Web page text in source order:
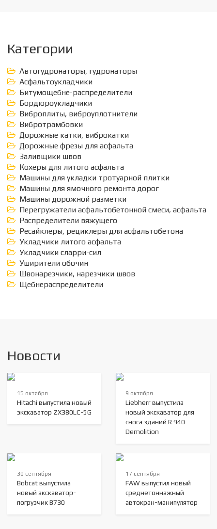
Категории
Автогудронаторы, гудронаторы
Асфальтоукладчики
Битумощебне-распределители
Бордюроукладчики
Виброплиты, виброуплотнители
Вибротрамбовки
Дорожные катки, виброкатки
Дорожные фрезы для асфальта
Заливщики швов
Кохеры для литого асфальта
Машины для укладки тротуарной плитки
Машины для ямочного ремонта дорог
Машины дорожной разметки
Перегружатели асфальтобетонной смеси, асфальта
Распределители вяжущего
Ресайклеры, рециклеры для асфальтобетона
Укладчики литого асфальта
Укладчики сларри-сил
Уширители обочин
Швонарезчики, нарезчики швов
Щебнераспределители
Новости
15 октября
Hitachi выпустила новый
экскаватор ZX380LC-5G
9 октября
Liebherr выпустила
новый экскаватор для
сноса зданий R 940
Demolition
30 сентября
Bobcat выпустила
новый экскаватор-
погрузчик B730
17 сентября
FAW выпустил новый
среднетоннажный
автокран-манипулятор